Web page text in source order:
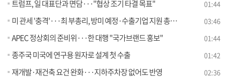
트럼프, 일 대표단과 면담···"협상 조기 타결 목표" 01:44
미 관세 '충격'···최 부총리, 방미 예정·수출기업 지원 총력 [뉴스의 맥] 03:46
APEC 정상회의 준비위···한 대행 "국가브랜드 홍보" 01:44
종주국 미국에 연구용 원자로 설계 첫 수출 01:42
재개발·재건축 요건 완화···지하주차장 없어도 반영 02:36